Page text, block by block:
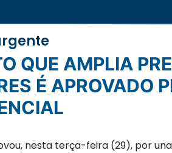
É APROVADO
nesta terça-feira (29), por